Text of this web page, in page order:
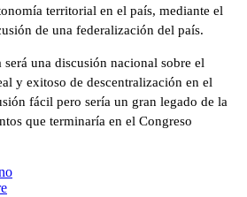
territorial en el país, mediante el
de una federalización del país.
una discusión nacional sobre el
y exitoso de descentralización en el
fácil pero sería un gran legado de la
que terminaría en el Congreso